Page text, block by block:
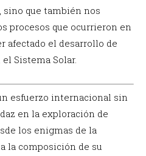
que también nos
procesos que ocurrieron en
afectado el desarrollo de
Sistema Solar.
esfuerzo internacional sin
en la exploración de
los enigmas de la
la composición de su